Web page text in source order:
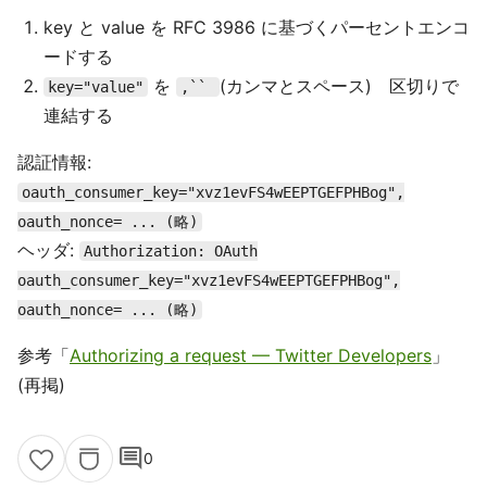
key と value を RFC 3986 に基づくパーセントエンコ
ードする
key="value" を ,``
(カンマとスペース) 区切りで
連結する
認証情報:
oauth_consumer_key="xvz1evFS4wEEPTGEFPHBog",
oauth_nonce= ... (略)
ヘッダ: Authorization: OAuth
oauth_consumer_key="xvz1evFS4wEEPTGEFPHBog",
oauth_nonce= ... (略)
参考「Authorizing a request — Twitter Developers 」
(再掲)
comment0